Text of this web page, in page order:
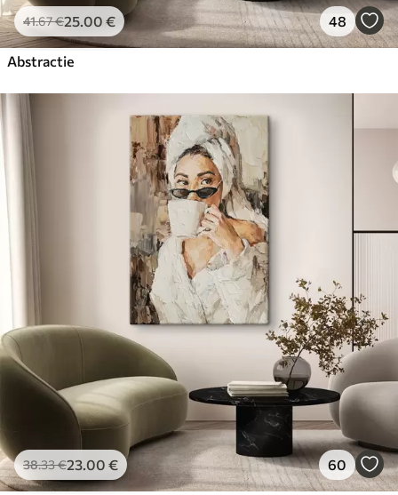
41.67€25.00 € 48
Abstractie
38.33€23.00 € 60